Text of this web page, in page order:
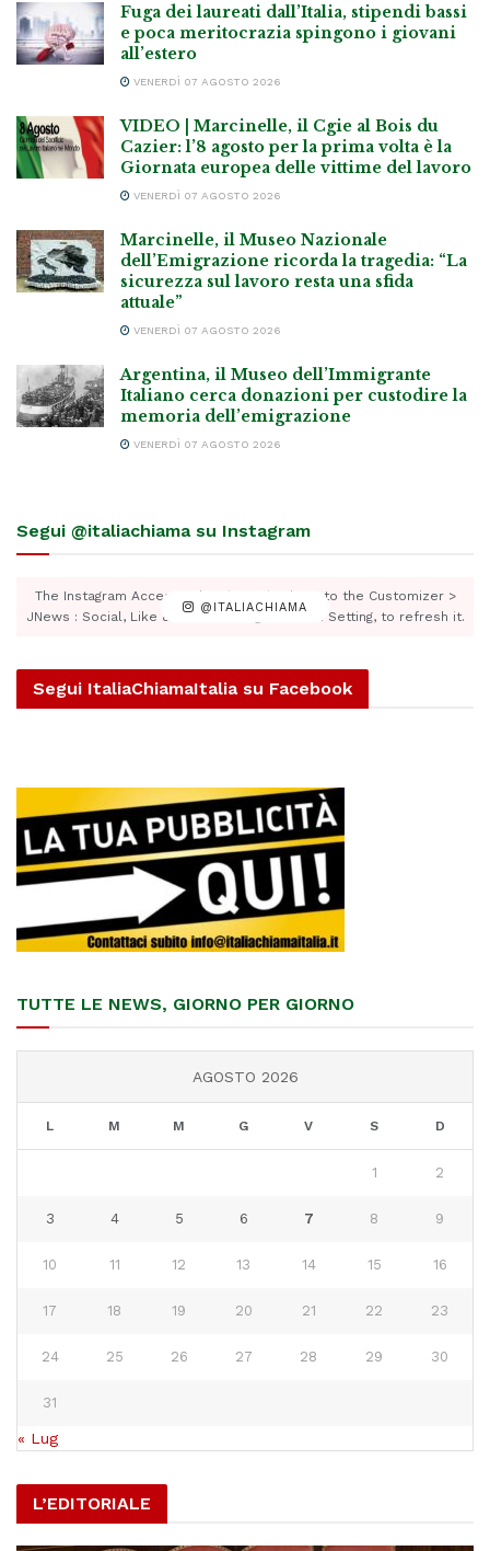
Fuga dei laureati dall’Italia, stipendi bassi
e poca meritocrazia spingono i giovani
all’estero
VENERDÌ 07 AGOSTO 2026
VIDEO | Marcinelle, il Cgie al Bois du
Cazier: l’8 agosto per la prima volta è la
Giornata europea delle vittime del lavoro
VENERDÌ 07 AGOSTO 2026
Marcinelle, il Museo Nazionale
dell’Emigrazione ricorda la tragedia: “La
sicurezza sul lavoro resta una sfida
attuale”
VENERDÌ 07 AGOSTO 2026
Argentina, il Museo dell’Immigrante
Italiano cerca donazioni per custodire la
memoria dell’emigrazione
VENERDÌ 07 AGOSTO 2026
Segui @italiachiama su Instagram
@ITALIACHIAMA
The Instagram Access Token is expired, Go to the Customizer >
JNews : Social, Like & View > Instagram Feed Setting, to refresh it.
Segui ItaliaChiamaItalia su Facebook
TUTTE LE NEWS, GIORNO PER GIORNO
AGOSTO 2026
L M M G V S D
1 2
3 4 5 6 7 8 9
10 11 12 13 14 15 16
17 18 19 20 21 22 23
24 25 26 27 28 29 30
31
« Lug
L’EDITORIALE